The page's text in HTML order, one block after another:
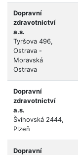
Dopravní
zdravotnictví
a.s.
Tyršova 496,
Ostrava -
Moravská
Ostrava
Dopravní
zdravotnictví
a.s.
Švihovská 2444,
Plzeň
Dopravní